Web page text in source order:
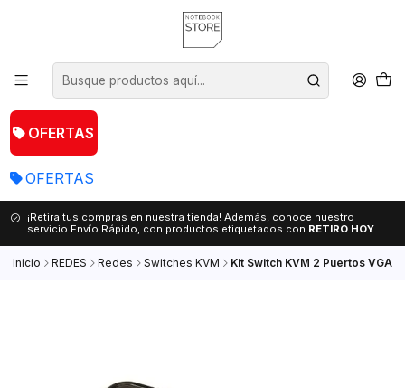
OFERTAS
OFERTAS
¡Retira tus compras en nuestra tienda! Además, conoce nuestro
servicio Envío Rápido, con productos etiquetados con RETIRO HOY
Inicio REDES Redes Switches KVM Kit Switch KVM 2 Puertos VGA